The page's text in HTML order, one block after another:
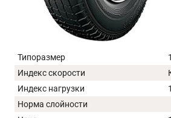
Типоразмер
Индекс скорости
Индекс нагрузки
Норма слойности